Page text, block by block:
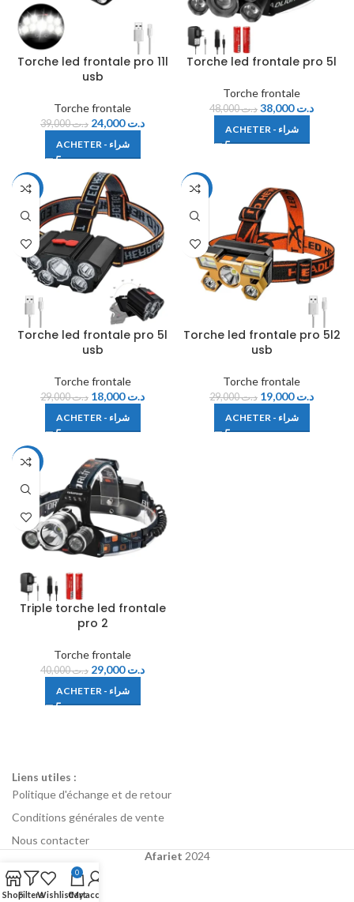
Torche led frontale pro 11l
usb
Torche frontale
د.ت39,000 د.ت24,000
ACHETER - شراء
Torche led frontale pro 5l
Torche frontale
د.ت48,000 د.ت38,000
ACHETER - شراء
-38%
Torche led frontale pro 5l
usb
Torche frontale
د.ت29,000 د.ت18,000
ACHETER - شراء
-34%
Torche led frontale pro 5l2
usb
Torche frontale
د.ت29,000 د.ت19,000
ACHETER - شراء
-28%
Triple torche led frontale
pro 2
Torche frontale
د.ت40,000 د.ت29,000
ACHETER - شراء
Liens utiles :
Politique d'échange et de retour
Conditions générales de vente
Nous contacter
Afariet 2024
ShopFiltersWishlist
0
Cart
My account